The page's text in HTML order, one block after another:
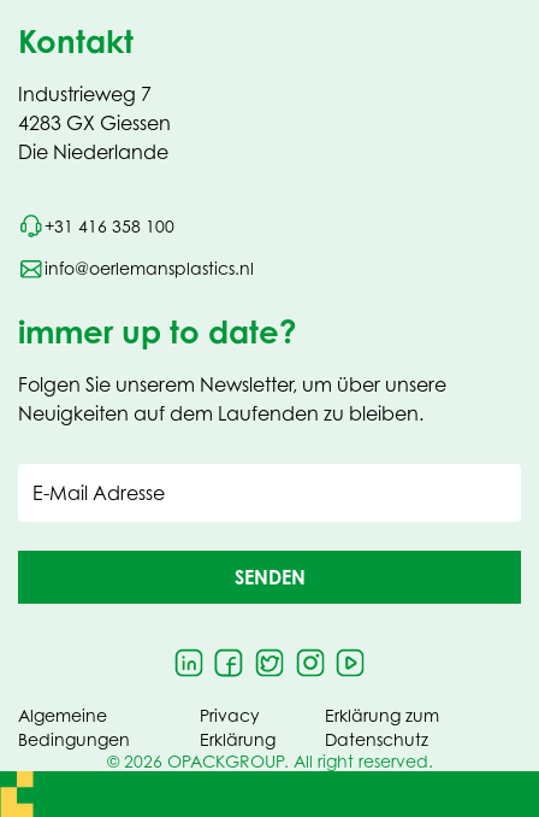
Kontakt
Industrieweg 7
4283 GX Giessen
Die Niederlande
+31 416 358 100
info@oerlemansplastics.nl
immer up to date?
Folgen Sie unserem Newsletter, um über unsere
Neuigkeiten auf dem Laufenden zu bleiben.
E-Mail Adresse
SENDEN
© 2026 OPACKGROUP. All right reserved.
Algemeine
Bedingungen
Privacy
Erklärung
Erklärung zum
Datenschutz